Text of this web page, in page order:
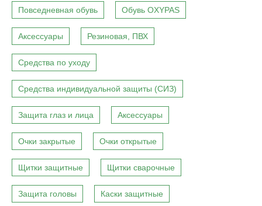
Повседневная обувь Обувь OXYPAS
Аксессуары Резиновая, ПВХ
Средства по уходу
Средства индивидуальной защиты (СИЗ)
Защита глаз и лица Аксессуары
Очки закрытые Очки открытые
Щитки защитные Щитки сварочные
Защита головы Каски защитные